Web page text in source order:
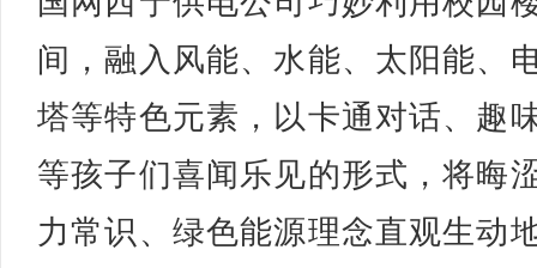
间，融入风能、水能、太阳能、
塔等特色元素，以卡通对话、趣
等孩子们喜闻乐见的形式，将晦
力常识、绿色能源理念直观生动